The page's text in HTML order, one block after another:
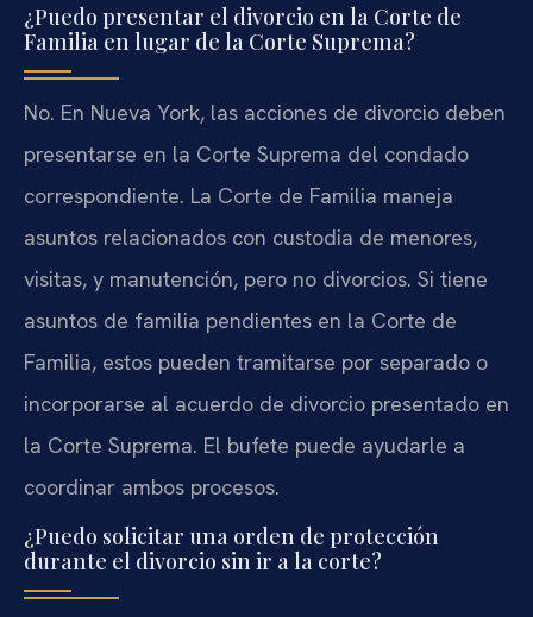
¿Puedo presentar el divorcio en la Corte de
Familia en lugar de la Corte Suprema?
No. En Nueva York, las acciones de divorcio deben
presentarse en la Corte Suprema del condado
correspondiente. La Corte de Familia maneja
asuntos relacionados con custodia de menores,
visitas, y manutención, pero no divorcios. Si tiene
asuntos de familia pendientes en la Corte de
Familia, estos pueden tramitarse por separado o
incorporarse al acuerdo de divorcio presentado en
la Corte Suprema. El bufete puede ayudarle a
coordinar ambos procesos.
¿Puedo solicitar una orden de protección
durante el divorcio sin ir a la corte?